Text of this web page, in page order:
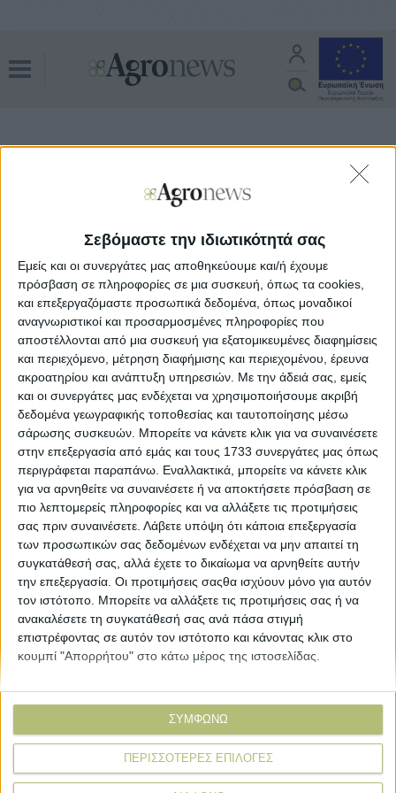
Σεβόμαστε την ιδιωτικότητά σας
Εμείς και οι συνεργάτες μας αποθηκεύουμε και/ή έχουμε
πρόσβαση σε πληροφορίες σε μια συσκευή, όπως τα cookies,
και επεξεργαζόμαστε προσωπικά δεδομένα, όπως μοναδικοί
αναγνωριστικοί και προσαρμοσμένες πληροφορίες που
αποστέλλονται από μια συσκευή για εξατομικευμένες διαφημίσεις
και περιεχόμενο, μέτρηση διαφήμισης και περιεχομένου, έρευνα
ακροατηρίου και ανάπτυξη υπηρεσιών. Με την άδειά σας, εμείς
και οι συνεργάτες μας ενδέχεται να χρησιμοποιήσουμε ακριβή
δεδομένα γεωγραφικής τοποθεσίας και ταυτοποίησης μέσω
σάρωσης συσκευών. Μπορείτε να κάνετε κλικ για να συναινέσετε
στην επεξεργασία από εμάς και τους 1733 συνεργάτες μας όπως
περιγράφεται παραπάνω. Εναλλακτικά, μπορείτε να κάνετε κλικ
για να αρνηθείτε να συναινέσετε ή να αποκτήσετε πρόσβαση σε
πιο λεπτομερείς πληροφορίες και να αλλάξετε τις προτιμήσεις
σας πριν συναινέσετε. Λάβετε υπόψη ότι κάποια επεξεργασία
των προσωπικών σας δεδομένων ενδέχεται να μην απαιτεί τη
συγκατάθεσή σας, αλλά έχετε το δικαίωμα να αρνηθείτε αυτήν
την επεξεργασία. Οι προτιμήσεις σαςθα ισχύουν μόνο για αυτόν
τον ιστότοπο. Μπορείτε να αλλάξετε τις προτιμήσεις σας ή να
ανακαλέσετε τη συγκατάθεσή σας ανά πάσα στιγμή
επιστρέφοντας σε αυτόν τον ιστότοπο και κάνοντας κλικ στο
κουμπί "Απορρήτου" στο κάτω μέρος της ιστοσελίδας.
ΠΕΡΙΣΣΟΤΕΡΕΣ ΕΠΙΛΟΓΕΣ
ΣΥΜΦΩΝΩ
Όλα τα άρθρα του tag
Γιάννης Σουρνάρας
Οικονομία και Πολιτική
Πρώτη μείωση επιτοκίων από ΕΚΤ
τον Ιούνιο λέει ο Γιάννης Σουρνάρας
ΒΙΒΛΙΟΘΗΚΗ
e-
mail
Εμπορεύματα
Τεχνολογία
Προιόντα
Special Reports
About
Εταιρική ταυτότητα
Ιστορική αναδρομή
Agrenda Ηλεκτρονικά
Επικοινωνία
Συνεντεύξεις
More
Αγγελίες